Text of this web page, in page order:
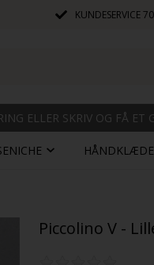
KUNDESERVICE
ELLER SKRIV OG FÅ
Piccolino V -